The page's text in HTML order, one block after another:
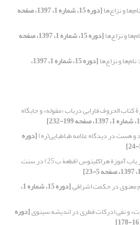
و نزاع‌ها [دوره 15، شماره 1، 1397، صفحه
و نزاع‌ها [دوره 15، شماره 1، 1397، صفحه
و نزاع‌ها [دوره 15، شماره 1، 1397،
الحروف فارابی درباب «مقوله» و جایگاه
و هست در دیدگاه علامه طباطبایی(ره)[دوره
ملاحظاتی در باب آموزة هراکلیتوس (قطعة ب 25) در سنت
معنوی در حکمت اشراقی [دوره 15، شماره 1،
و نفی ادرکات فطری در اندیشه سینوی[دوره